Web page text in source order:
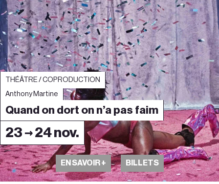
23 → 24 nov.
THÉÂTRE / COPRODUCTION
Anthony Martine
Quand on dort on n’a pas faim
EN SAVOIR + BILLETS